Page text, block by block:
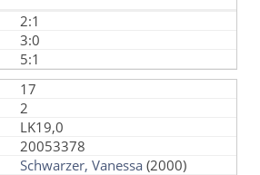
2:1
3:0
5:1
17
2
LK19,0
20053378
Schwarzer, Vanessa (2000)